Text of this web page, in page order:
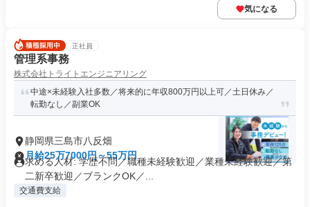
気になる
正社員
管理系事務
株式会社トライトエンジニアリング
中途×未経験入社多数／将来的に年収800万円以上可／土日休み／
転勤なし／副業OK
静岡県三島市八反畑
月給25万7000円～55万円
求める人材: 学歴不問／職種未経験歓迎／業種未経験歓迎／第
二新卒歓迎／ブランクOK／...
交通費支給